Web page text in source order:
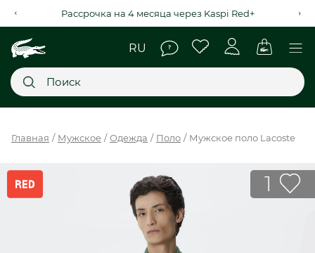
Рассрочка на 4 месяца через Kaspi Red+
НОВИНКИ
SALE
Главная Мужское Одежда Поло Мужское поло Lacoste
1